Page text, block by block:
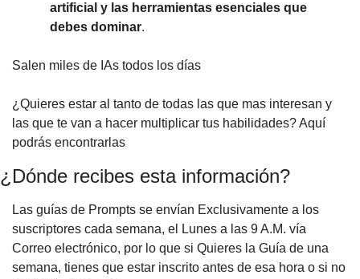
artificial y las herramientas esenciales que
debes dominar.
Salen miles de IAs todos los días
¿Quieres estar al tanto de todas las que mas interesan y
las que te van a hacer multiplicar tus habilidades? Aquí
podrás encontrarlas
¿Dónde recibes esta información?
Las guías de Prompts se envían Exclusivamente a los
suscriptores cada semana, el Lunes a las 9 A.M. vía
Correo electrónico, por lo que si Quieres la Guía de una
semana, tienes que estar inscrito antes de esa hora o si no